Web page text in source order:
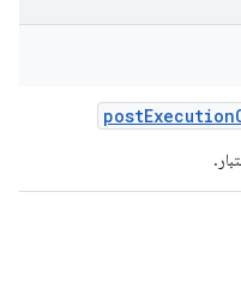
postExecution